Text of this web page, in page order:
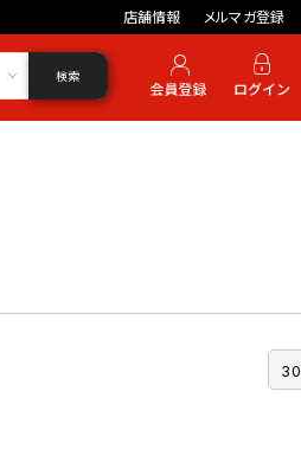
店舗情報 メルマガ登録
検索